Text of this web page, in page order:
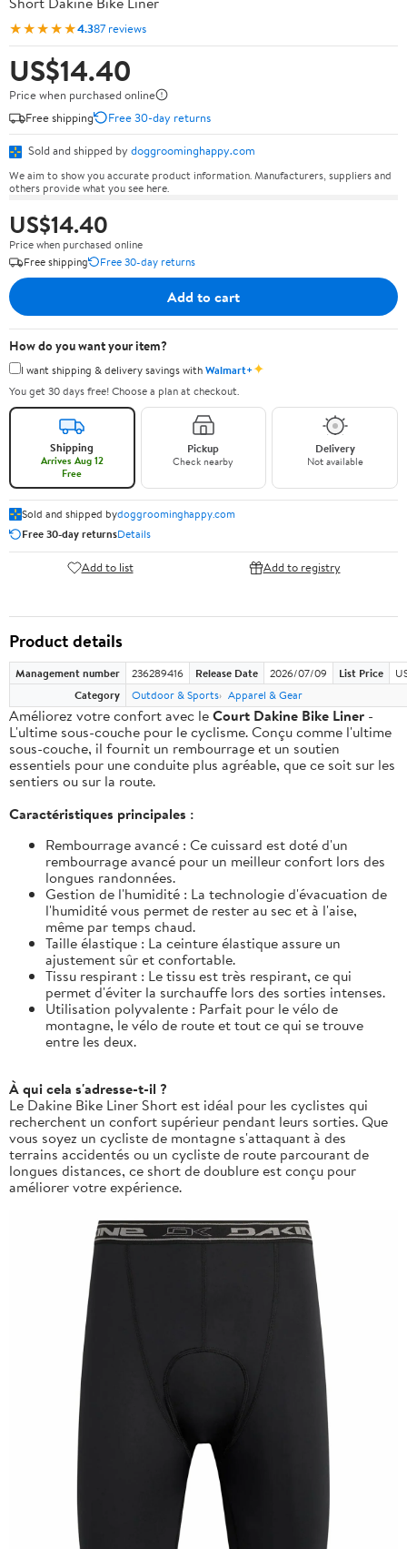
★★★★★4.387 reviews
US$14.40
Price when purchased online
Free shipping
Free 30-day returns
Sold and shipped by doggroominghappy.com
We aim to show you accurate product information. Manufacturers, suppliers and
others provide what you see here.
US$14.40
Price when purchased online
Free shipping
Free 30-day returns
Add to cart
How do you want your item?
I want shipping & delivery savings withWalmart+✦
You get 30 days free! Choose a plan at checkout.
Shipping
Arrives Aug 12
Free
Pickup
Check nearby
Delivery
Not available
Sold and shipped bydoggroominghappy.com
Free 30-day returnsDetails
Add to list Add to registry
Product details
Management number 236289416 Release Date 2026/07/09 List Price
Category
Outdoor & Sports Apparel & Gear
Améliorez votre confort avec leCourt Dakine Bike Liner -
L'ultime sous-couche pour le cyclisme. Conçu comme l'ultime
sous-couche, il fournit un rembourrage et un soutien
essentiels pour une conduite plus agréable, que ce soit sur les
sentiers ou sur la route.
Caractéristiques principales :
Rembourrage avancé : Ce cuissard est doté d'un
rembourrage avancé pour un meilleur confort lors des
longues randonnées.
Gestion de l'humidité : La technologie d'évacuation de
l'humidité vous permet de rester au sec et à l'aise,
même par temps chaud.
Taille élastique : La ceinture élastique assure un
ajustement sûr et confortable.
Tissu respirant : Le tissu est très respirant, ce qui
permet d'éviter la surchauffe lors des sorties intenses.
Utilisation polyvalente : Parfait pour le vélo de
montagne, le vélo de route et tout ce qui se trouve
entre les deux.
À qui cela s'adresse-t-il ?
Le Dakine Bike Liner Short est idéal pour les cyclistes qui
recherchent un confort supérieur pendant leurs sorties. Que
vous soyez un cycliste de montagne s'attaquant à des
terrains accidentés ou un cycliste de route parcourant de
longues distances, ce short de doublure est conçu pour
améliorer votre expérience.